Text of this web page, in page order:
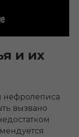
и их
нефролеписа
вызвано